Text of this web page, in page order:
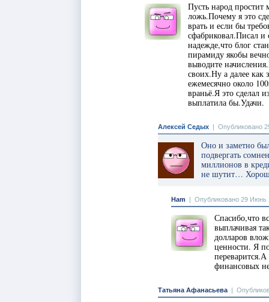
Пусть народ простит
ложь.Почему я это
врать и если бы
сфабриковал.Писал и
надежде,что блог
пирамиду якобы
выводите
своих.Ну а далее как
ежемесячно около
враньё.Я это сделал
выплатила бы.Удачи.
Алексей Седых Опубликовано
Оно и заметно
подвергать
миллионов в
не шутит…
Ham Опубликовано 29 Июнь
Спасибо,что
выплачивая
долларов
ценности. Я
финансовых
Татьяна Афанасьева